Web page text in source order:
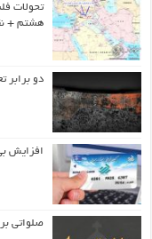
تحولات
هشتم +
دو برابر
افزایش
صلواتی